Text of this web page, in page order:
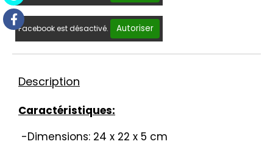
Facebook est désactivé. Autoriser
Description
Caractéristiques:
-Dimensions: 24 x 22 x 5 cm